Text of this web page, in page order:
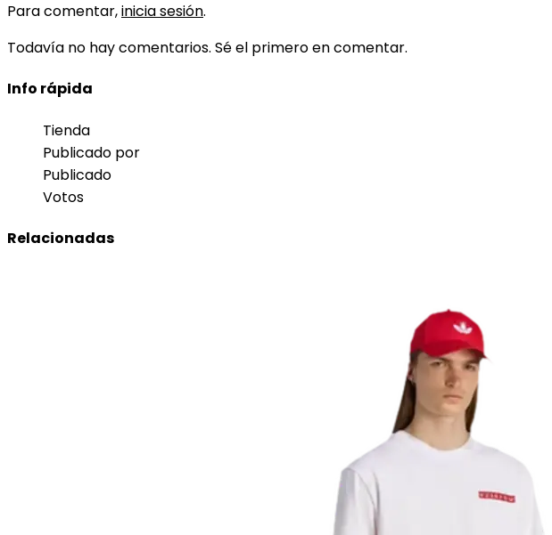
Para comentar,inicia sesión.
Todavía no hay comentarios. Sé el primero en comentar.
Info rápida
Tienda
Publicado por
Publicado
Votos
Relacionadas